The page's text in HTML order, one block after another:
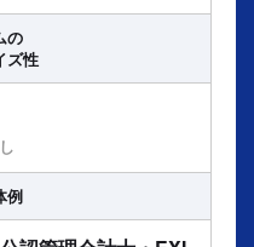
の
ズ性
例